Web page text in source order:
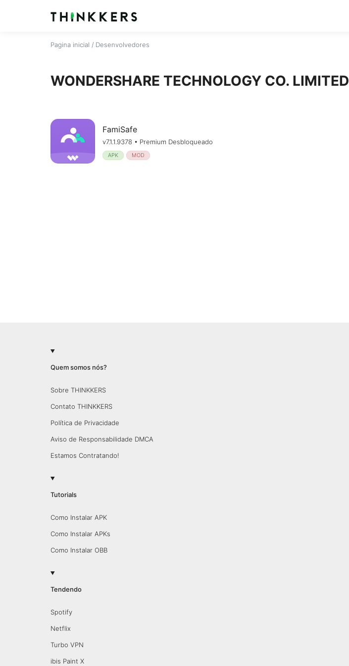
Pagina inicial / Desenvolvedores
WONDERSHARE TECHNOLOGY CO. LIMITED
FamiSafe
v7.1.1.9378 • Premium Desbloqueado
APK MOD
Quem somos nós?
Sobre THINKKERS
Contato THINKKERS
Política de Privacidade
Aviso de Responsabilidade DMCA
Estamos Contratando!
Tutorials
Como Instalar APK
Como Instalar APKs
Como Instalar OBB
Tendendo
Spotify
Netflix
Turbo VPN
ibis Paint X